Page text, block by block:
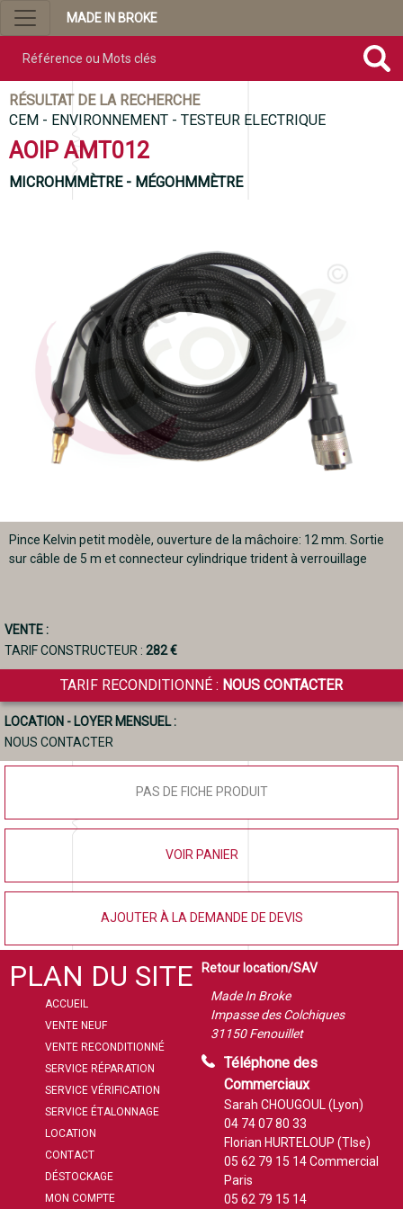
MADE IN BROKE
RÉSULTAT DE LA RECHERCHE
CEM - ENVIRONNEMENT - TESTEUR ELECTRIQUE
AOIP AMT012
MICROHMMÈTRE - MÉGOHMMÈTRE
Pince Kelvin petit modèle, ouverture de la mâchoire: 12 mm. Sortie
sur câble de 5 m et connecteur cylindrique trident à verrouillage
VENTE :
TARIF CONSTRUCTEUR : 282 €
TARIF RECONDITIONNÉ : NOUS CONTACTER
LOCATION - LOYER MENSUEL :
NOUS CONTACTER
PAS DE FICHE PRODUIT
VOIR PANIER
AJOUTER À LA DEMANDE DE DEVIS
PLAN DU SITE
ACCUEIL
VENTE NEUF
VENTE RECONDITIONNÉ
SERVICE RÉPARATION
SERVICE VÉRIFICATION
SERVICE ÉTALONNAGE
LOCATION
CONTACT
DÉSTOCKAGE
MON COMPTE
Retour location/SAV
Made In Broke
Impasse des Colchiques
31150 Fenouillet
Téléphone des
Commerciaux
Sarah CHOUGOUL (Lyon)
04 74 07 80 33
Florian HURTELOUP (Tlse)
05 62 79 15 14Commercial
Paris
05 62 79 15 14